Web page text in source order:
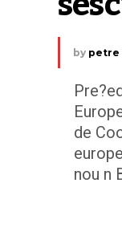
by petre
de
nou n